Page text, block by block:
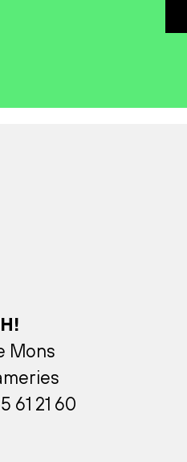
Mons
61 21 60